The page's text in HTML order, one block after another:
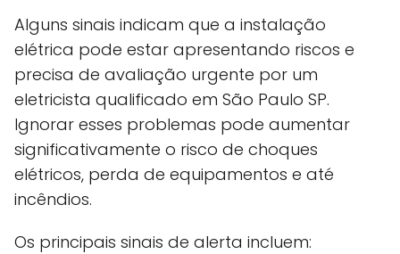
Alguns sinais indicam que a instalação
elétrica pode estar apresentando riscos e
precisa de avaliação urgente por um
eletricista qualificado em São Paulo SP.
Ignorar esses problemas pode aumentar
significativamente o risco de choques
elétricos, perda de equipamentos e até
incêndios.
Os principais sinais de alerta incluem: